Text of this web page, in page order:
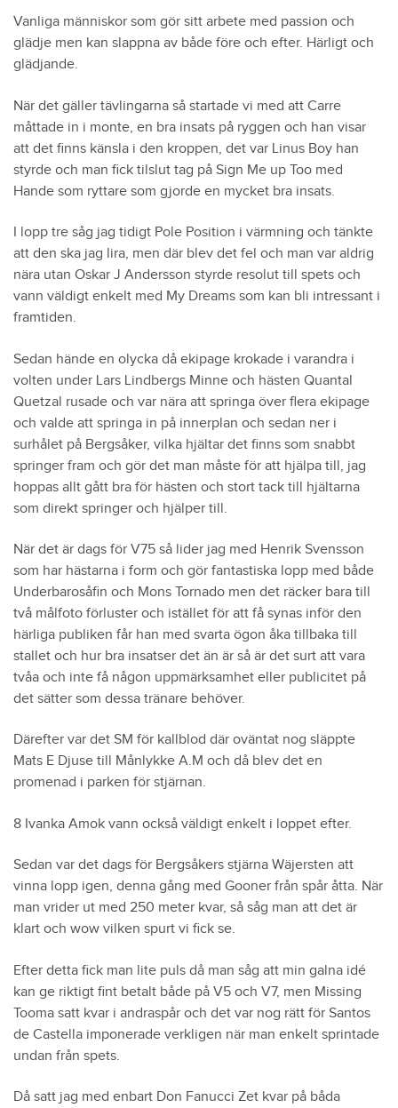
Vanliga människor som gör sitt arbete med passion och
glädje men kan slappna av både före och efter. Härligt och
glädjande.
När det gäller tävlingarna så startade vi med att Carre
måttade in i monte, en bra insats på ryggen och han visar
att det finns känsla i den kroppen, det var Linus Boy han
styrde och man fick tilslut tag på Sign Me up Too med
Hande som ryttare som gjorde en mycket bra insats.
I lopp tre såg jag tidigt Pole Position i värmning och tänkte
att den ska jag lira, men där blev det fel och man var aldrig
nära utan Oskar J Andersson styrde resolut till spets och
vann väldigt enkelt med My Dreams som kan bli intressant i
framtiden.
Sedan hände en olycka då ekipage krokade i varandra i
volten under Lars Lindbergs Minne och hästen Quantal
Quetzal rusade och var nära att springa över flera ekipage
och valde att springa in på innerplan och sedan ner i
surhålet på Bergsåker, vilka hjältar det finns som snabbt
springer fram och gör det man måste för att hjälpa till, jag
hoppas allt gått bra för hästen och stort tack till hjältarna
som direkt springer och hjälper till.
När det är dags för V75 så lider jag med Henrik Svensson
som har hästarna i form och gör fantastiska lopp med både
Underbarosåfin och Mons Tornado men det räcker bara till
två målfoto förluster och istället för att få synas inför den
härliga publiken får han med svarta ögon åka tillbaka till
stallet och hur bra insatser det än är så är det surt att vara
tvåa och inte få någon uppmärksamhet eller publicitet på
det sätter som dessa tränare behöver.
Därefter var det SM för kallblod där oväntat nog släppte
Mats E Djuse till Månlykke A.M och då blev det en
promenad i parken för stjärnan.
8 Ivanka Amok vann också väldigt enkelt i loppet efter.
Sedan var det dags för Bergsåkers stjärna Wäjersten att
vinna lopp igen, denna gång med Gooner från spår åtta. När
man vrider ut med 250 meter kvar, så såg man att det är
klart och wow vilken spurt vi fick se.
Efter detta fick man lite puls då man såg att min galna idé
kan ge riktigt fint betalt både på V5 och V7, men Missing
Tooma satt kvar i andraspår och det var nog rätt för Santos
de Castella imponerade verkligen när man enkelt sprintade
undan från spets.
Då satt jag med enbart Don Fanucci Zet kvar på båda